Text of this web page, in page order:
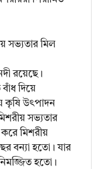
সভ্যতার মিল
রয়েছে।
দিয়ে
কৃষি উৎপাদন
সভ্যতার
করে মিশরীয়
বন্যা হতো। যার
হতো।